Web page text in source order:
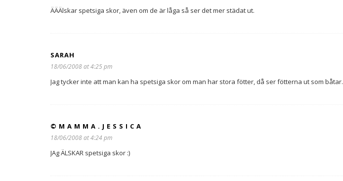
ÄÄÄlskar spetsiga skor, även om de är låga så ser det mer städat ut.
SARAH
18/06/2008 at 4:25 pm
Jag tycker inte att man kan ha spetsiga skor om man har stora fötter, då ser fötterna ut som båtar.
© M A M M A . J E S S I C A
18/06/2008 at 4:24 pm
JAg ÄLSKAR spetsiga skor :)